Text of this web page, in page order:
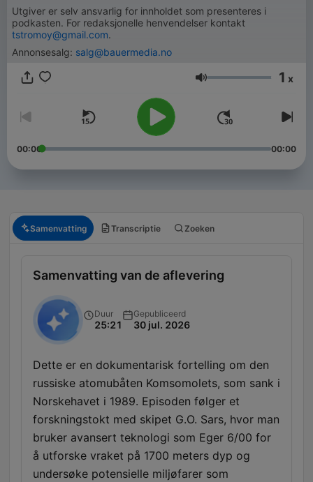
Utgiver er selv ansvarlig for innholdet som presenteres i
podkasten. For redaksjonelle henvendelser kontakt
tstromoy@gmail.com.
Annonsesalg: salg@bauermedia.no
Volume 1 x
00:00 00:00
Samenvatting Transcriptie Zoeken
Samenvatting van de aflevering
Duur
25:21
Gepubliceerd
30 jul. 2026
Dette er en dokumentarisk fortelling om den
russiske atomubåten Komsomolets, som sank i
Norskehavet i 1989. Episoden følger et
forskningstokt med skipet G.O. Sars, hvor man
bruker avansert teknologi som Eger 6/00 for
å utforske vraket på 1700 meters dyp og
undersøke potensielle miljøfarer som